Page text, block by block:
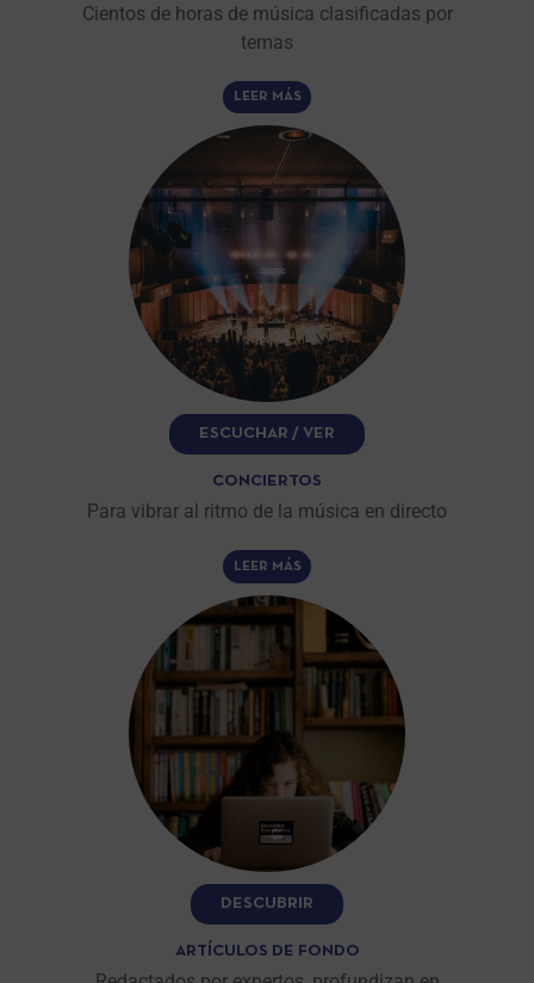
Cientos de horas de música clasificadas por
temas
LEER MÁS
ESCUCHAR / VER
CONCIERTOS
Para vibrar al ritmo de la música en directo
LEER MÁS
DESCUBRIR
ARTÍCULOS DE FONDO